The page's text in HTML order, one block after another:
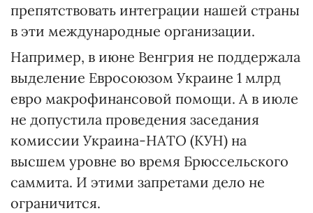
препятствовать интеграции нашей страны
в эти международные организации.
Например, в июне Венгрия не поддержала
выделение Евросоюзом Украине 1 млрд
евро макрофинансовой помощи. А в июле
не допустила проведения заседания
комиссии Украина-НАТО (КУН) на
высшем уровне во время Брюссельского
саммита. И этими запретами дело не
ограничится.